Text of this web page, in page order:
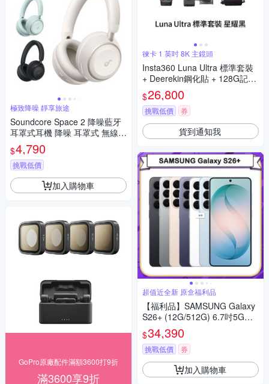
極致降噪 靜享旅途
Soundcore Space 2 降噪藍牙
耳罩式耳機 降噪 耳罩式 無線耳
機 藍牙耳機 降噪耳機 耳機
$4,790
挑戰低價
加入購物車
GoPro原廠配件滿額3600打9折
滿3600享9折
徠卡 1 英吋 8K 主鏡頭
Insta360 Luna Ultra 標準套裝
+ Deerekin鋼化貼 + 128G記憶
卡 + EYLIN EY-15清潔組 + Su
nLight ZY-2614相機包 (公司
貨)
$26,800
挑戰低價 券
貨到通知我
超值近全新 原盒福利品
【福利品】SAMSUNG Galaxy
S26+ (12G/512G) 6.7吋5G智
慧型手機 (近全新)
$34,390
挑戰低價 券
加入購物車